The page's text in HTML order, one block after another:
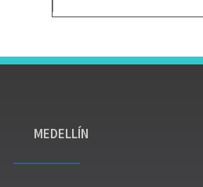
MEDELLÍN